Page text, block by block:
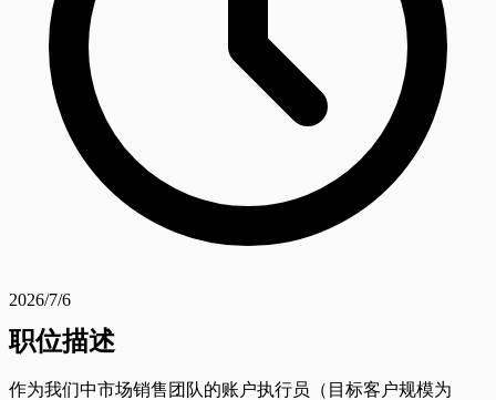
2026/7/6
职位描述
作为我们中市场销售团队的账户执行员（目标客户规模为